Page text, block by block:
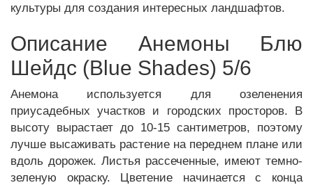
культуры для создания интересных ландшафтов.
Описание Анемоны Блю
Шейдс (Blue Shades) 5/6
Анемона используется для озеленения
приусадебных участков и городских просторов. В
высоту вырастает до 10-15 сантиметров, поэтому
лучше высаживать растение на переднем плане или
вдоль дорожек. Листья рассеченные, имеют темно-
зеленую окраску. Цветение начинается с конца